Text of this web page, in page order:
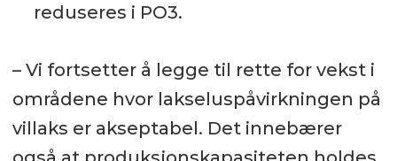
reduseres i PO3.
– Vi fortsetter å legge til rette for vekst i
områdene hvor lakseluspåvirkningen på
villaks er akseptabel. Det innebærer